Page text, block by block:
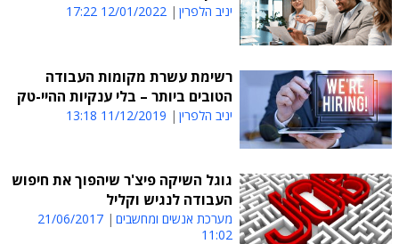
יניב הלפרין 12/01/2022 17:22
רשימת עשרת מקומות העבודה
הטובים ביותר – בלי ענקיות ההיי-טק
יניב הלפרין 11/12/2019 13:18
גוגל השיקה פיצ'ר שיהפוך את חיפוש
העבודה לנגיש וקליל
מערכת אנשים ומחשבים
21/06/2017
11:02